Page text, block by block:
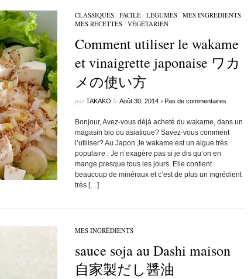
CLASSIQUES/ FACILE/ LÉGUMES/ MES INGRÉDIENTS/
MES RECETTES/ VÉGÉTARIEN
Comment utiliser le wakame
et vinaigrette japonaise ワカ
メの使い方
parTAKAKO le Août 30, 2014 •Pas de commentaires
Bonjour, Avez-vous déjà acheté du wakame, dans un
magasin bio ou asiatique? Savez-vous comment
l’utiliser? Au Japon ,le wakame est un algue très
populaire . Je n’exagère pas si je dis qu’on en
mange presque tous les jours. Elle contient
beaucoup de minéraux et c’est de plus un ingrédient
très […]
MES INGRÉDIENTS
sauce soja au Dashi maison
自家製だし醤油